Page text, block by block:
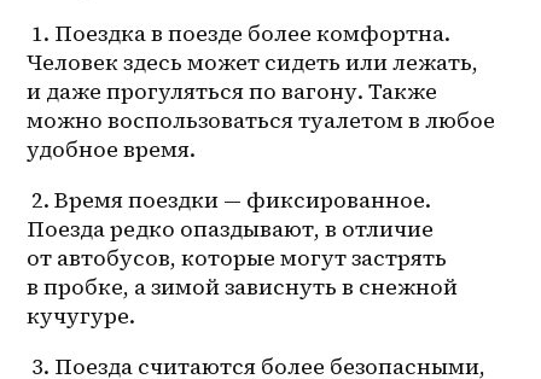
Человек здесь может сидеть или лежать,
и даже прогуляться по вагону. Также
можно воспользоваться туалетом в любое
удобное время.
Поезда редко опаздывают, в отличие
от автобусов, которые могут застрять
в пробке, а зимой зависнуть в снежной
кучугуре.